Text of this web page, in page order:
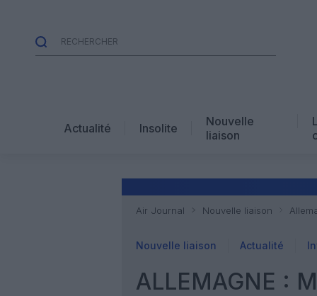
Actualité Insolite
Nouvelle
liaison
Air Journal Nouvelle liaison
Nouvelle liaison Actualité
ALLEMAGNE :